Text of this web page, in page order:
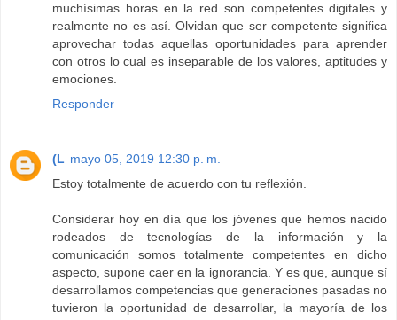
muchísimas horas en la red son competentes digitales y
realmente no es así. Olvidan que ser competente significa
aprovechar todas aquellas oportunidades para aprender
con otros lo cual es inseparable de los valores, aptitudes y
emociones.
Responder
(L mayo 05, 2019 12:30 p. m.
Estoy totalmente de acuerdo con tu reflexión.
Considerar hoy en día que los jóvenes que hemos nacido
rodeados de tecnologías de la información y la
comunicación somos totalmente competentes en dicho
aspecto, supone caer en la ignorancia. Y es que, aunque sí
desarrollamos competencias que generaciones pasadas no
tuvieron la oportunidad de desarrollar, la mayoría de los